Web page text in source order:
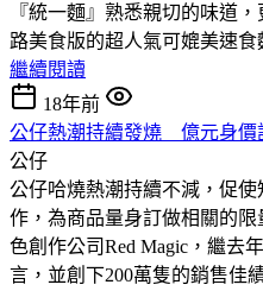
『統一麵』熟悉親切的味道
路美食版的超人氣可媲美速食
繼續閱讀
18年前
公仔熱潮持續發燒 億元身價
公仔
公仔哈燒熱潮持續不減，促
作，為商品量身訂做相關的
色創作公司Red Magic，繼去
言，並創下200萬隻的銷售佳